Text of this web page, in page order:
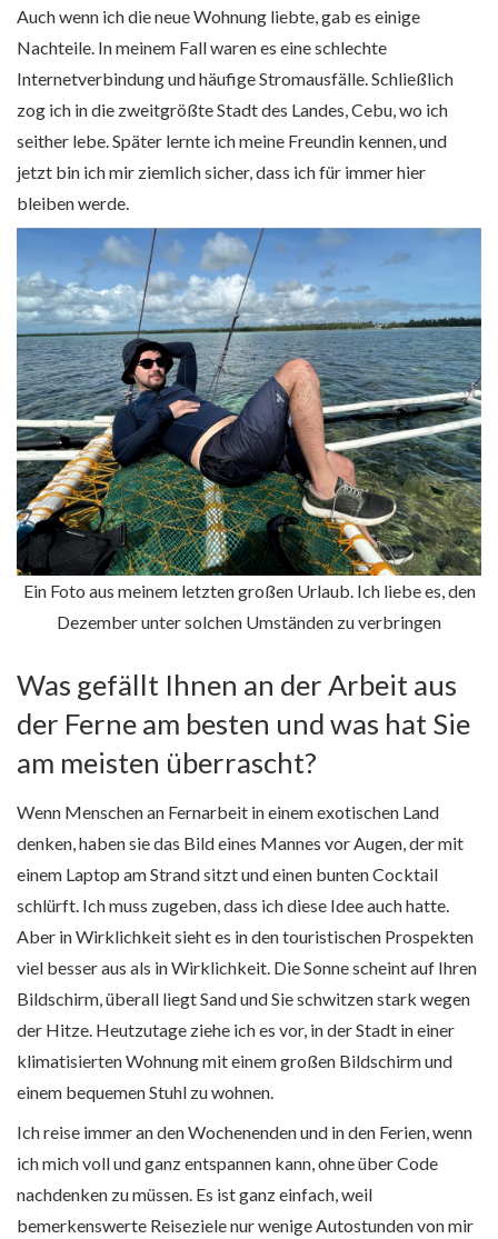
Auch wenn ich die neue Wohnung liebte, gab es einige
Nachteile. In meinem Fall waren es eine schlechte
Internetverbindung und häufige Stromausfälle. Schließlich
zog ich in die zweitgrößte Stadt des Landes, Cebu, wo ich
seither lebe. Später lernte ich meine Freundin kennen, und
jetzt bin ich mir ziemlich sicher, dass ich für immer hier
bleiben werde.
Ein Foto aus meinem letzten großen Urlaub. Ich liebe es, den
Dezember unter solchen Umständen zu verbringen
Was gefällt Ihnen an der Arbeit aus
der Ferne am besten und was hat Sie
am meisten überrascht?
Wenn Menschen an Fernarbeit in einem exotischen Land
denken, haben sie das Bild eines Mannes vor Augen, der mit
einem Laptop am Strand sitzt und einen bunten Cocktail
schlürft. Ich muss zugeben, dass ich diese Idee auch hatte.
Aber in Wirklichkeit sieht es in den touristischen Prospekten
viel besser aus als in Wirklichkeit. Die Sonne scheint auf Ihren
Bildschirm, überall liegt Sand und Sie schwitzen stark wegen
der Hitze. Heutzutage ziehe ich es vor, in der Stadt in einer
klimatisierten Wohnung mit einem großen Bildschirm und
einem bequemen Stuhl zu wohnen.
Ich reise immer an den Wochenenden und in den Ferien, wenn
ich mich voll und ganz entspannen kann, ohne über Code
nachdenken zu müssen. Es ist ganz einfach, weil
bemerkenswerte Reiseziele nur wenige Autostunden von mir